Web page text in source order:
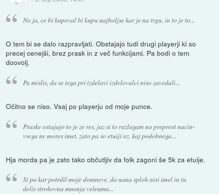
No ja, ce bi kupoval bi kupu najboljse kar je na trgu, in to je to...
O tem bi se dalo razpravljati. Obstajajo tudi drugi playerji ki so
precej cenejši, brez prask in z več funkcijami. Pa bodi o tem
doovolj.
Pa mislis, da se tega pri izdelavi izdelovalci niso zavedali...
Očitno se niso. Vsaj po playerju od moje punce.
Praske ostajajo to je ze res, jaz si to razlagam na preprost nacin-
vsega ne mores imet, zato pa so etuiji oz. kaj podobnega...
Hja morda pa je zato tako občutljiv da folk zagoni še 5k za etuije.
Si pa kar potrdil moje domneve, da nana sploh nisi imel in tu
delis strokovna mnenja veleuma...